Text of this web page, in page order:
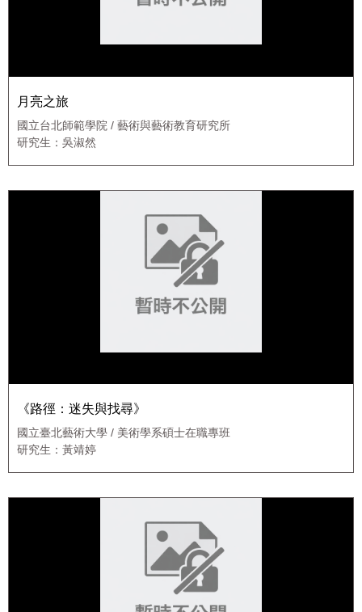
月亮之旅
國立台北師範學院 / 藝術與藝術教育研究所
研究生：吳淑然
《路徑：迷失與找尋》
國立臺北藝術大學 / 美術學系碩士在職專班
研究生：黃靖婷